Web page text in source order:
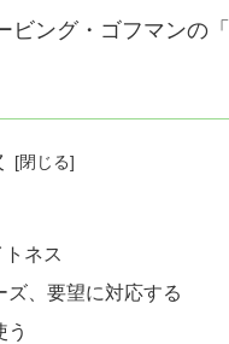
ング・ゴフマンの
ネス
ズ、要望に対応する
う